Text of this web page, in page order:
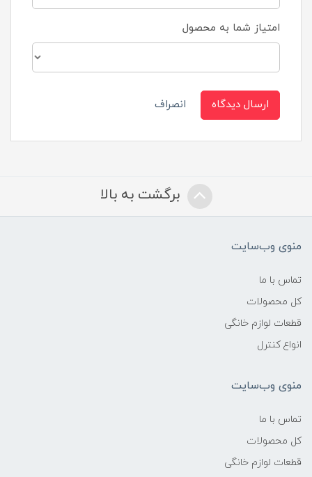
امتیاز شما به محصول
ارسال دیدگاه انصراف
برگشت به بالا
منوی وب‌سایت
تماس با ما
کل محصولات
قطعات لوازم خانگی
انواع کنترل
منوی وب‌سایت
تماس با ما
کل محصولات
قطعات لوازم خانگی